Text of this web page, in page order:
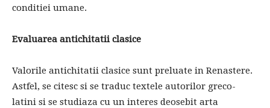
conditiei umane.
Evaluarea antichitatii clasice
Valorile antichitatii clasice sunt preluate in Renastere.
Astfel, se citesc si se traduc textele autorilor greco-
latini si se studiaza cu un interes deosebit arta